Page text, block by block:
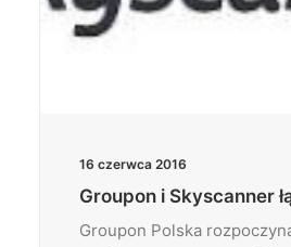
16 czerwca 2016
Groupon i Skyscanner
Groupon Polska